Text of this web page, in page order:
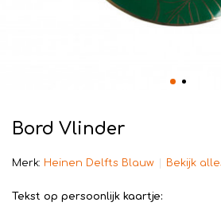
Bord Vlinder
Merk: Heinen Delfts Blauw Bekijk
Tekst op persoonlijk kaartje: